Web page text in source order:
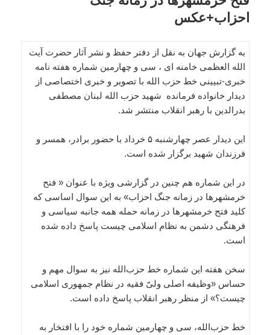
احزاب+عکس
به گزارش جهان به نقل از دفتر حفظ و نشر آثار حضرت آیت
الله العظمی خامنه ای ، سی و چهارمین شماره هفته نامه
خبری-تبیینی خط حزب الله با تصویر و خبری اختصاصی از
دیدار خانواده فرمانده شهید حزب الله لبنان مصطفی
بدرالدین با رهبر انقلاب منتشر شد.
این دیدار عصر چهارشنبه ۵ خرداد با حضور برادر، همسر و
فرزندان شهید برگزار شده است.
در این شماره هم چنین در گزارشی ویژه با عنوان « فتح
خرمشهرها در زمانه جنگ احزاب» به این سوال اساسی که
کلید فتح خرمشهرها در زمانه حمله همه جانبه سیاسی و
فرهنگی دشمن به نظام اسلامی چیست پاسخ داده شده
است.
سخن هفته این شماره خط حزب‌الله نیز به سوال مهم و
حساس «وظیفه‌ اصلی ولیّ فقیه در نظام جمهوری اسلامی
چیست؟» از منظر رهبر انقلاب پاسخ داده است.
خط حزب‌الله، سی و چهارمین شماره خود را با افتخار به